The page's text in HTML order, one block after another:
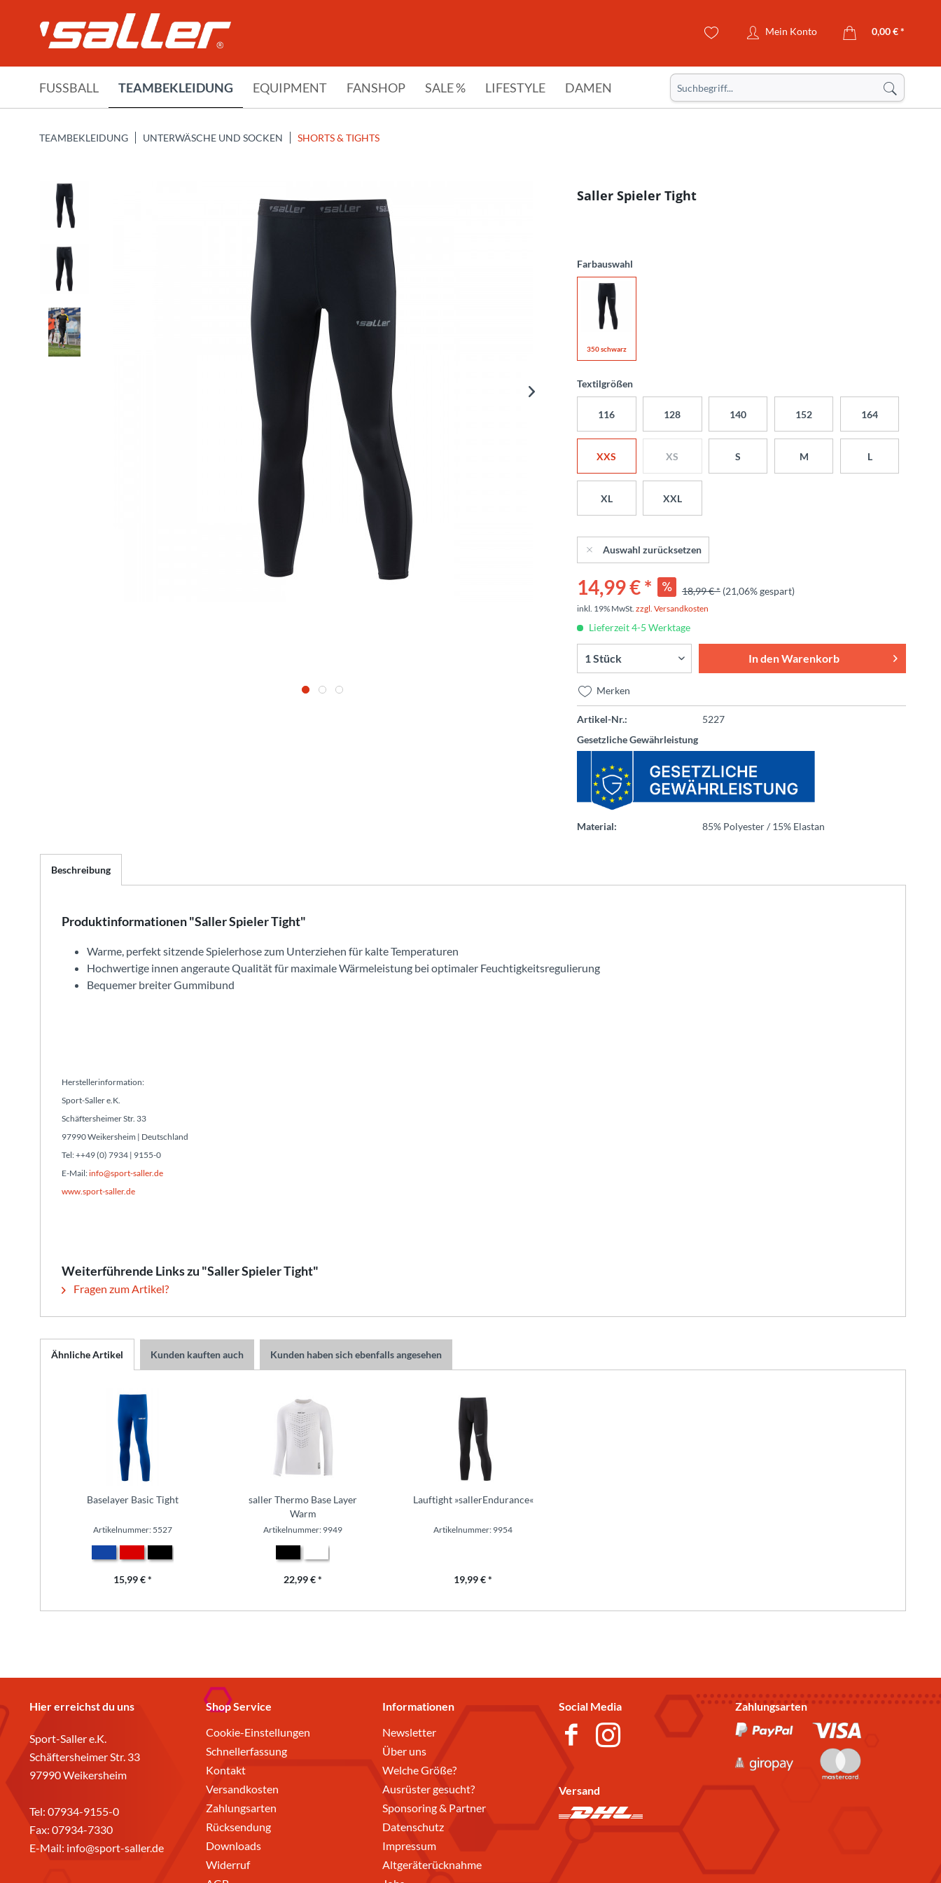
Mein Konto 0,00 € *
FUSSBALL TEAMBEKLEIDUNG EQUIPMENT FANSHOP SALE % LIFESTYLE DAMEN
TEAMBEKLEIDUNG UNTERWÄSCHE UND SOCKEN SHORTS & TIGHTS
Saller Spieler Tight
Farbauswahl
350 schwarz
Textilgrößen
116 128 140 152 164
XXS XS S M L
XL XXL
Auswahl zurücksetzen
14,99 € * 18,99 € * (21,06% gespart)
inkl. 19% MwSt. zzgl. Versandkosten
Lieferzeit 4-5 Werktage
In denWarenkorb
Merken
Artikel-Nr.:
5227
Gesetzliche Gewährleistung
Material: 85% Polyester / 15% Elastan
Beschreibung
Produktinformationen "Saller Spieler Tight"
Warme, perfekt sitzende Spielerhose zum Unterziehen für kalte Temperaturen
Hochwertige innen angeraute Qualität für maximale Wärmeleistung bei optimaler Feuchtigkeitsregulierung
Bequemer breiter Gummibund
Herstellerinformation:
Sport-Saller e.K.
Schäftersheimer Str. 33
97990 Weikersheim | Deutschland
Tel: ++49 (0) 7934 | 9155-0
E-Mail:info@sport-saller.de
www.sport-saller.de
Weiterführende Links zu "Saller Spieler Tight"
Fragen zum Artikel?
Ähnliche Artikel Kunden kauften auch Kunden haben sich ebenfalls angesehen
Baselayer Basic Tight
Artikelnummer: 5527
15,99 € *
saller Thermo Base Layer
Warm
Artikelnummer: 9949
22,99 € *
Lauftight »sallerEndurance«
Artikelnummer: 9954
19,99 € *
Hier erreichst du uns
Sport-Saller e.K.
Schäftersheimer Str. 33
97990 Weikersheim
Tel: 07934-9155-0
Fax: 07934-7330
E-Mail: info@sport-saller.de
Shop Service
Cookie-Einstellungen
Schnellerfassung
Kontakt
Versandkosten
Zahlungsarten
Rücksendung
Downloads
Widerruf
Informationen
Newsletter
Über uns
Welche Größe?
Ausrüster gesucht?
Sponsoring & Partner
Datenschutz
Impressum
Altgeräterücknahme
Social Media
Versand
Zahlungsarten